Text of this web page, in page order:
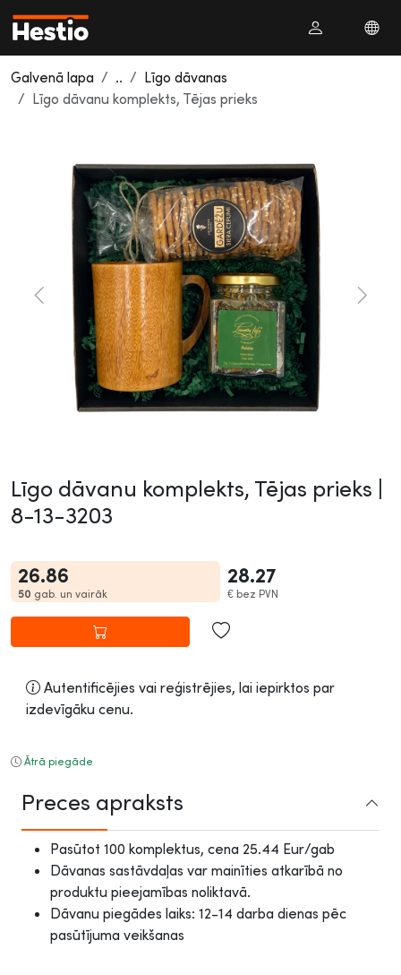
Galvenā lapa ..
Līgo dāvanas
Līgo dāvanu komplekts, Tējas prieks
Previous Next
Līgo dāvanu komplekts, Tējas prieks |
8-13-3203
26.86
50 gab. un vairāk
28.27
€ bez PVN
Autentificējies vai reģistrējies, lai iepirktos par
izdevīgāku cenu.
Ātrā piegāde
Preces apraksts
Pasūtot 100 komplektus, cena 25.44 Eur/gab
Dāvanas sastāvdaļas var mainīties atkarībā no
produktu pieejamības noliktavā.
Dāvanu piegādes laiks: 12-14 darba dienas pēc
pasūtījuma veikšanas